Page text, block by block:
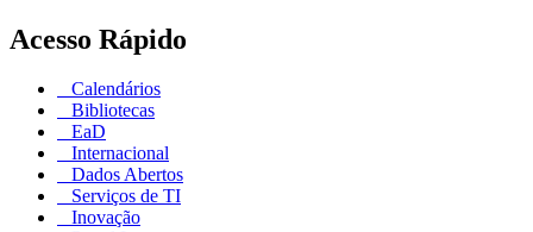
Acesso Rápido
Calendários
Bibliotecas
EaD
Internacional
Dados Abertos
Serviços de TI
Inovação